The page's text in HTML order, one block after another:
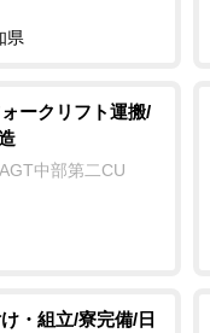
県
ークリフト運搬/
中部第二CU
・組立/寮完備/日